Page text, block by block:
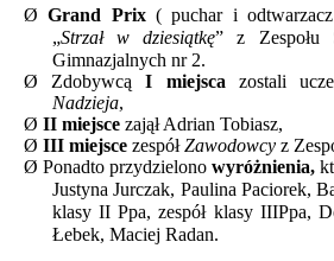
ØGrand Prix( puchar i odtwarzacz
„Strzał w dziesiątkę” z Zespołu
Gimnazjalnych nr 2.
Ø ZdobywcąI miejsca zostali
Nadzieja,
Ø II miejsce zajął Adrian Tobiasz,
Ø III miejsce zespółZawodowcy z
Ø Ponadto przydzielono wyróżnienia,
Justyna Jurczak, Paulina Paciorek,
klasy II Ppa, zespół klasy IIIPpa,
Łebek, Maciej Radan.